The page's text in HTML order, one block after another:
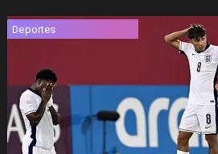
Deportes